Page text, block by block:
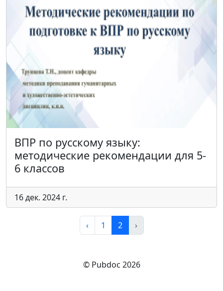
ВПР по русскому языку:
методические рекомендации для 5-
6 классов
16 дек. 2024 г.
‹ 1 2 ›
© Pubdoc 2026